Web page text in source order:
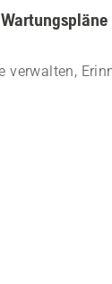
verwalten,
führen